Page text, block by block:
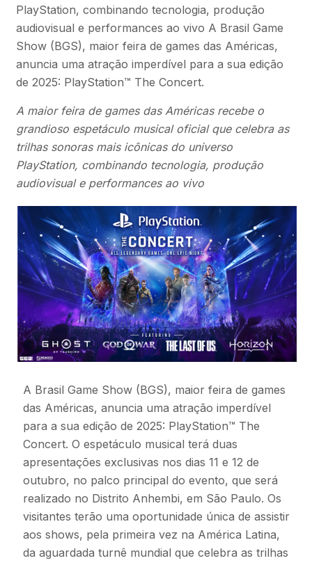
PlayStation, combinando tecnologia, produção
audiovisual e performances ao vivo A Brasil Game
Show (BGS), maior feira de games das Américas,
anuncia uma atração imperdível para a sua edição
de 2025: PlayStation™ The Concert.
A maior feira de games das Américas recebe o
grandioso espetáculo musical oficial que celebra as
trilhas sonoras mais icônicas do universo
PlayStation, combinando tecnologia, produção
audiovisual e performances ao vivo
A Brasil Game Show (BGS), maior feira de games
das Américas, anuncia uma atração imperdível
para a sua edição de 2025: PlayStation™ The
Concert. O espetáculo musical terá duas
apresentações exclusivas nos dias 11 e 12 de
outubro, no palco principal do evento, que será
realizado no Distrito Anhembi, em São Paulo. Os
visitantes terão uma oportunidade única de assistir
aos shows, pela primeira vez na América Latina,
da aguardada turnê mundial que celebra as trilhas